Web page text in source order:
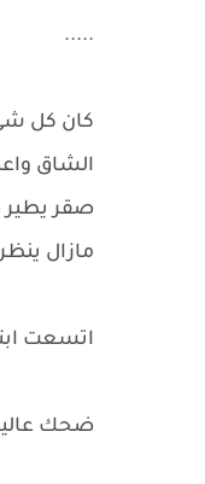
.....
كان كل
الشاق
صقر يطير
مازال
اتسعت
ضحك